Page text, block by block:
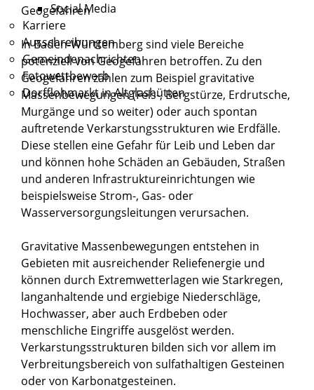
Social Media
Karriere
Ausschreibungen
Gemeindenachrichten
Fotowettbewerb
Dorfflohmarkt in Altglashütten
Geogefahren
In Baden-Württemberg sind viele Bereiche
potenziell von Geogefahren betroffen. Zu den
Geogefahren zählen zum Beispiel gravitative
Massenbewegungen (Fels-, Bergstürze, Erdrutsche,
Murgänge und so weiter) oder auch spontan
auftretende Verkarstungsstrukturen wie Erdfälle.
Diese stellen eine Gefahr für Leib und Leben dar
und können hohe Schäden an Gebäuden, Straßen
und anderen Infrastruktureinrichtungen wie
beispielsweise Strom-, Gas- oder
Wasserversorgungsleitungen verursachen.
Gravitative Massenbewegungen entstehen in
Gebieten mit ausreichender Reliefenergie und
können durch Extremwetterlagen wie Starkregen,
langanhaltende und ergiebige Niederschläge,
Hochwasser, aber auch Erdbeben oder
menschliche Eingriffe ausgelöst werden.
Verkarstungsstrukturen bilden sich vor allem im
Verbreitungsbereich von sulfathaltigen Gesteinen
oder von Karbonatgesteinen.